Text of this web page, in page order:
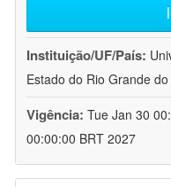
Instituição/UF/País:
Estado do Rio Grande
Vigência: Tue Jan 30
00:00:00 BRT 2027